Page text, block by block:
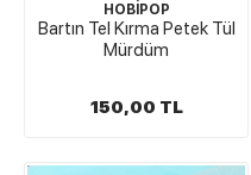
HOBİPOP
Bartın Tel Kırma Petek Tül
Mürdüm
150,00 TL